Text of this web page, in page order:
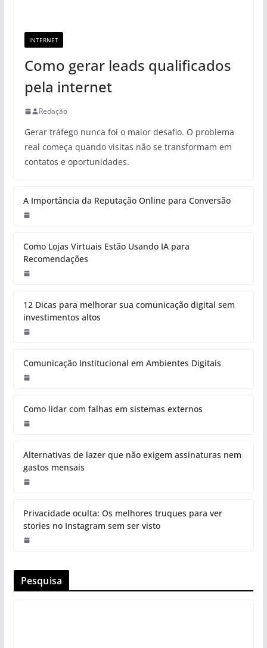
INTERNET
Como gerar leads qualificados
pela internet
Redação
Gerar tráfego nunca foi o maior desafio. O problema
real começa quando visitas não se transformam em
contatos e oportunidades.
A Importância da Reputação Online para Conversão
Como Lojas Virtuais Estão Usando IA para
Recomendações
12 Dicas para melhorar sua comunicação digital sem
investimentos altos
Comunicação Institucional em Ambientes Digitais
Como lidar com falhas em sistemas externos
Alternativas de lazer que não exigem assinaturas nem
gastos mensais
Privacidade oculta: Os melhores truques para ver
stories no Instagram sem ser visto
Pesquisa